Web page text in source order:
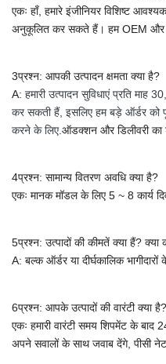
एकः हाँ, हमारे इंजीनियर विशिष्ट
अनुकूलित कर सकते हैं। हम OEM और
3प्रश्न: आपकी उत्पादन क्षमता क्या है?
A: हमारी उत्पादन सुविधाएं प्रति माह
कर सकती हैं, इसलिए हम बड़े ऑर्डर को
करने के लिए.ऑडक्शन और डिलीवरी
4प्रश्न: सामान्य वितरण अवधि क्या है?
एकः मानक मॉडल के लिए 5 ~ 8 कार्य
5प्रश्न: उत्पादों की कीमतें क्या हैं?
A: बल्क ऑर्डर या दीर्घकालिक
6प्रश्न: आपके उत्पादों की वारंटी क्या
एकः हमारी वारंटी समय शिपमेंट के बाद
अपने सवालों के साथ जवाब देंगे, पीसी